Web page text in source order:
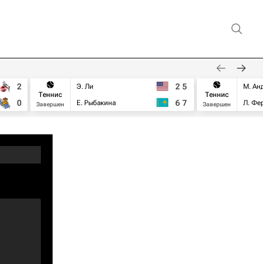
2
0
Теннис
Завершен
Э. Ли
Е. Рыбакина
2 5
6 7
Теннис
Завершен
М.
Л.